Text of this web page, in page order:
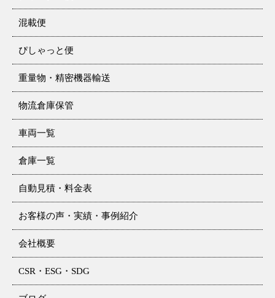
混載便
ぴしゃっと便
重量物・精密機器輸送
物流倉庫保管
車両一覧
倉庫一覧
自動見積・料金表
お客様の声・実績・事例紹介
会社概要
CSR・ESG・SDG